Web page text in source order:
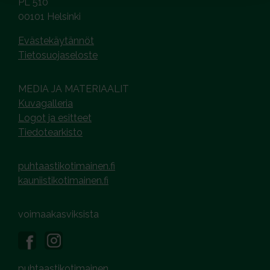
00101 Helsinki
Evästekäytännöt
Tietosuojaseloste
MEDIA JA MATERIAALIT
Kuvagalleria
Logot ja esitteet
Tiedotearkisto
puhtaastikotimainen.fi
kauniistikotimainen.fi
voimaakasviksista